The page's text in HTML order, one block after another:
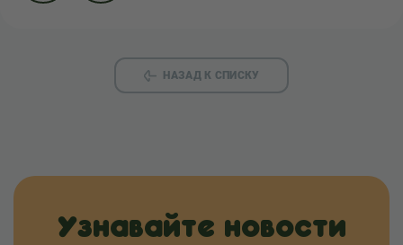
НАЗАД К СПИСКУ
Узнавайте новости